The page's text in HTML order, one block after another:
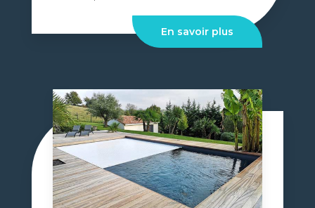
En savoir plus